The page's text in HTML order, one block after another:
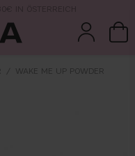
WAKE ME UP POWDER